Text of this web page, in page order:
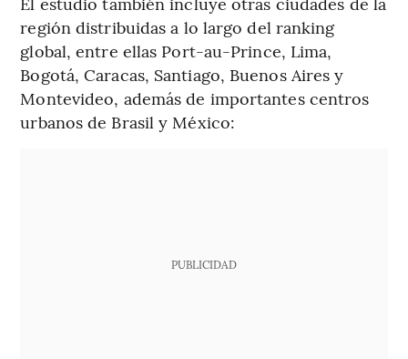
región distribuidas a lo largo del ranking
global, entre ellas Port-au-Prince, Lima,
Bogotá, Caracas, Santiago, Buenos Aires y
Montevideo, además de importantes centros
urbanos de Brasil y México:
PUBLICIDAD